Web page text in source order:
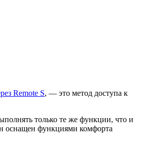
Remote S, — это метод доступа к
только те же функции, что и
оснащен функциями комфорта